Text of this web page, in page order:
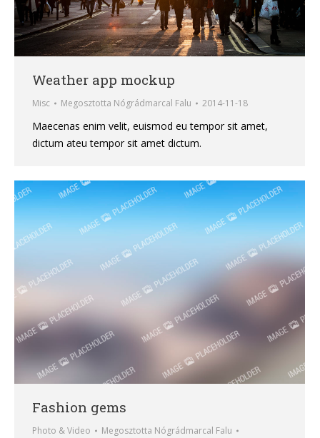
Weather app mockup
Misc Megosztotta Nógrádmarcal Falu 2014-11-18
Maecenas enim velit, euismod eu tempor sit amet,
dictum ateu tempor sit amet dictum.
Fashion gems
Photo & Video Megosztotta Nógrádmarcal Falu